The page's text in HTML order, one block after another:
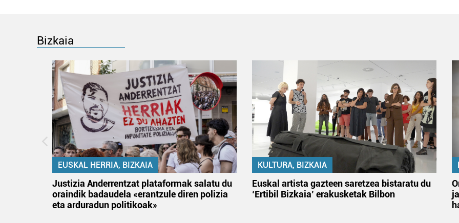
Bizkaia
EUSKAL HERRIA, BIZKAIA
Justizia Anderrentzat plataformak salatu du
oraindik badaudela «erantzule diren polizia
eta arduradun politikoak»
KULTURA, BIZKAIA
Euskal artista gazteen saretzea bistaratu du
‘Ertibil Bizkaia’ erakusketak Bilbon